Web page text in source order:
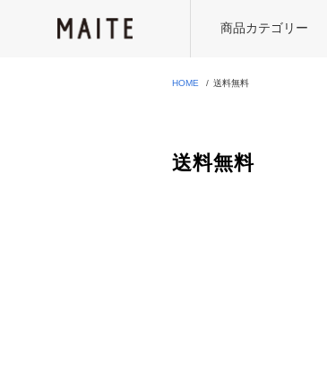
商品カテゴリー
HOME 送料無料
送料無料